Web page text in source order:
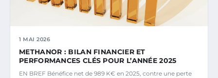
1 MAI 2026
METHANOR : BILAN FINANCIER ET
PERFORMANCES CLÉS POUR L’ANNÉE 2025
EN BREF Bénéfice net de 989 K€ en 2025, contre une perte